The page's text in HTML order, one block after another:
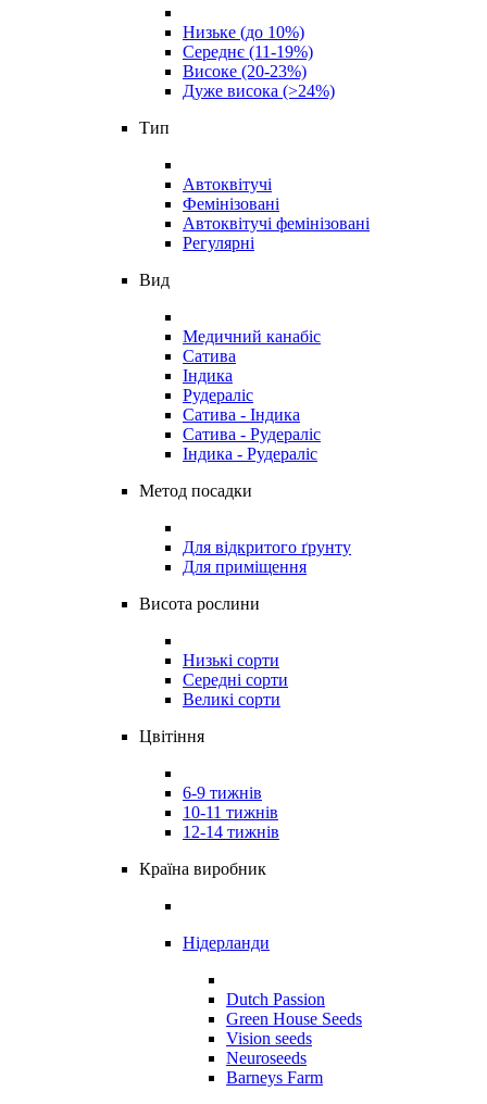
Низьке (до 10%)
Середнє (11-19%)
Високе (20-23%)
Дуже висока (>24%)
Тип
Автоквітучі
Фемінізовані
Автоквітучі фемінізовані
Регулярні
Вид
Медичний канабіс
Сатива
Індика
Рудераліс
Сатива - Індика
Сатива - Рудераліс
Індика - Рудераліс
Метод посадки
Для відкритого ґрунту
Для приміщення
Висота рослини
Низькі сорти
Середні сорти
Великі сорти
Цвітіння
6-9 тижнів
10-11 тижнів
12-14 тижнів
Країна виробник
Нідерланди
Dutch Passion
Green House Seeds
Vision seeds
Neuroseeds
Barneys Farm